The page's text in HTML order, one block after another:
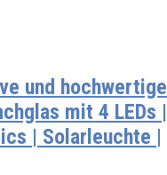
und hochwertige
mit 4 LEDs |
| Solarleuchte |